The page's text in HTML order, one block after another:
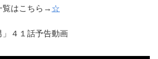
はこちら→ ☆
」４１話予告動画